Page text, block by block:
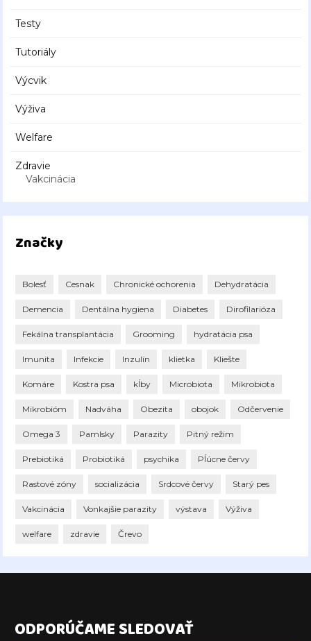
Testy
Tutoriály
Výcvik
Výživa
Welfare
Zdravie
Vakcinácia
Značky
Bolesť Cesnak Chronické ochorenia Dehydratácia
Demencia Dentálna hygiena Diabetes Dirofilarióza
Fekálna transplantácia Grooming hydratácia psa
Imunita Infekcie Inzulín klietka Kliešte
Komáre Kostra psa kĺby Microbiota Mikrobiota
Mikrobióm Nadváha Obezita obojok Odčervenie
Omega 3 Pamlsky Parazity Pitný režim
Prebiotiká Probiotiká psychika Pĺúcne červy
Rastové zóny socializácia Srdcové červy Starý pes
Vakcinácia Vonkajšie parazity výstava Výživa
welfare zdravie Črevo
ODPORÚČAME SLEDOVAŤ